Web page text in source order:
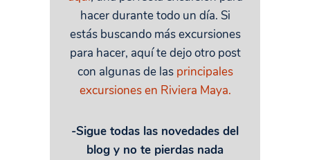
hacer durante todo un día. Si
estás buscando más excursiones
para hacer, aquí te dejo otro post
con algunas de las principales
excursiones en Riviera Maya.
-Sigue todas las novedades del
blog y no te pierdas nada